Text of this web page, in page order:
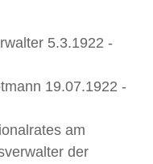
5.3.1922 -
19.07.1922 -
am
der